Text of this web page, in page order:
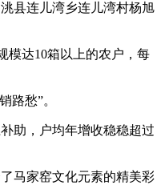
县连儿湾乡连儿湾村杨旭
模达10箱以上的农户，每
路愁”。
助，户均年增收稳稳超过
马家窑文化元素的精美彩